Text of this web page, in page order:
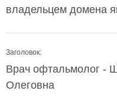
владельцем домена
Заголовок:
Врач офтальмолог -
Олеговна